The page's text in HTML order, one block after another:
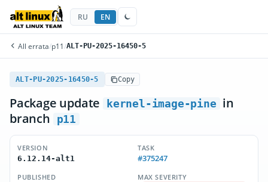
RU EN
All errata/p11 /ALT-PU-2025-16450-5
ALT-PU-2025-16450-5 Copy
Package update kernel-image-pine in
branch
p11
VERSION
6.12.14-alt1
TASK
#375247
PUBLISHED
MAX SEVERITY